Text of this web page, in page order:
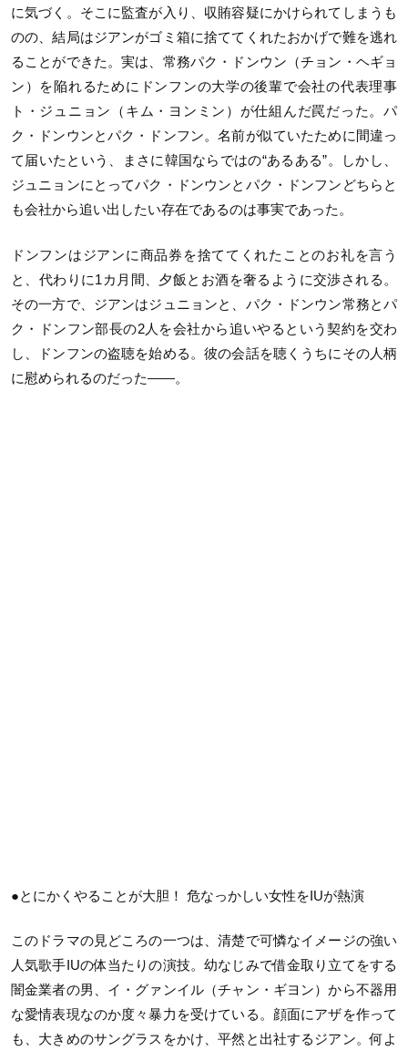
に気づく。そこに監査が入り、収賄容疑にかけられてしまうも
のの、結局はジアンがゴミ箱に捨ててくれたおかげで難を逃れ
ることができた。実は、常務パク・ドンウン（チョン・ヘギョ
ン）を陥れるためにドンフンの大学の後輩で会社の代表理事
ト・ジュニョン（キム・ヨンミン）が仕組んだ罠だった。パ
ク・ドンウンとパク・ドンフン。名前が似ていたために間違っ
て届いたという、まさに韓国ならではの“あるある”。しかし、
ジュニョンにとってパク・ドンウンとパク・ドンフンどちらと
も会社から追い出したい存在であるのは事実であった。
ドンフンはジアンに商品券を捨ててくれたことのお礼を言う
と、代わりに1カ月間、夕飯とお酒を奢るように交渉される。
その一方で、ジアンはジュニョンと、パク・ドンウン常務とパ
ク・ドンフン部長の2人を会社から追いやるという契約を交わ
し、ドンフンの盗聴を始める。彼の会話を聴くうちにその人柄
に慰められるのだった――。
●とにかくやることが大胆！ 危なっかしい女性をIUが熱演
このドラマの見どころの一つは、清楚で可憐なイメージの強い
人気歌手IUの体当たりの演技。幼なじみで借金取り立てをする
闇金業者の男、イ・グァンイル（チャン・ギヨン）から不器用
な愛情表現なのか度々暴力を受けている。顔面にアザを作って
も、大きめのサングラスをかけ、平然と出社するジアン。何よ